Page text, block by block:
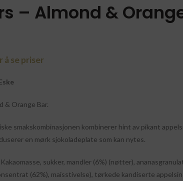
– Almond &
å se priser
& Orange Bar.
smakskombinasjonen kombinerer hint av pikant
en mørk sjokoladeplate som kan nytes.
sukker, mandler (6%) (nøtter),
(62%), maisstivelse), tørkede kandiserte